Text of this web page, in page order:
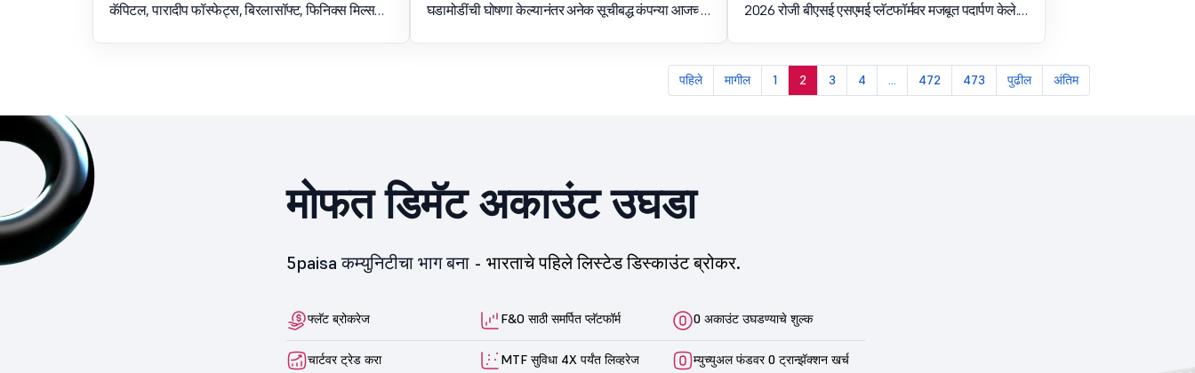
कॅपिटल, पारादीप फॉस्फेट्स, बिरलासॉफ्ट, फिनिक्स मिल्स
घडामोडींची घोषणा केल्यानंतर अनेक सूचीबद्ध कंपन्या आजच्या
2026 रोजी बीएसई एसएमई प्लॅटफॉर्मवर मजबूत पदार्पण केले.
पहिले मागील 1 2 3 4 ... 472 473 पुढील अंतिम
मोफत डिमॅट अकाउंट उघडा
5paisa कम्युनिटीचा भाग बना - भारताचे पहिले लिस्टेड डिस्काउंट ब्रोकर.
फ्लॅट ब्रोकरेज F&O साठी समर्पित प्लॅटफॉर्म 0 अकाउंट उघडण्याचे शुल्क
चार्टवर ट्रेड करा MTF सुविधा 4X पर्यंत लिव्हरेज म्युच्युअल फंडवर 0 ट्रान्झॅक्शन खर्च